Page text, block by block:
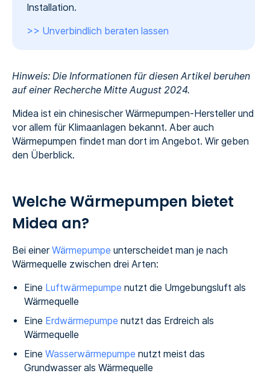
Installation.
>> Unverbindlich beraten lassen
Hinweis: Die Informationen für diesen Artikel beruhen
auf einer Recherche Mitte August 2024.
Midea ist ein chinesischer Wärmepumpen-Hersteller und
vor allem für Klimaanlagen bekannt. Aber auch
Wärmepumpen findet man dort im Angebot. Wir geben
den Überblick.
Welche Wärmepumpen bietet
Midea an?
Bei einer Wärmepumpe unterscheidet man je nach
Wärmequelle zwischen drei Arten:
Eine Luftwärmepumpe nutzt die Umgebungsluft als
Wärmequelle
Eine Erdwärmepumpe nutzt das Erdreich als
Wärmequelle
Eine Wasserwärmepumpe nutzt meist das
Grundwasser als Wärmequelle